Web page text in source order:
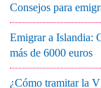
Consejos para
Emigrar a Islandia:
más de 6000 euros
¿Cómo tramitar la